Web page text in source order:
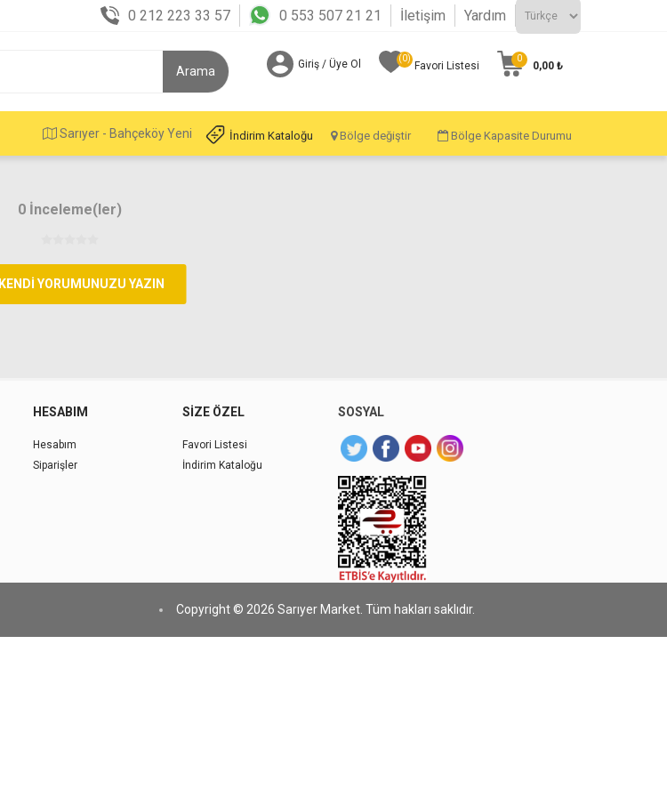
0 212 223 33 57 0 553 507 21 21 İletişim Yardım
Giriş / Üye Ol Favori Listesi
(0) 0
0,00 ₺
Sarıyer - Bahçeköy Yeni İndirim Kataloğu Bölge değiştir Bölge Kapasite Durumu
0 İnceleme(ler)
KENDI YORUMUNUZU YAZIN
HESABIM
Hesabım
Siparişler
SIZE ÖZEL
Favori Listesi
İndirim Kataloğu
SOSYAL
Copyright © 2026 Sarıyer Market. Tüm hakları saklıdır.